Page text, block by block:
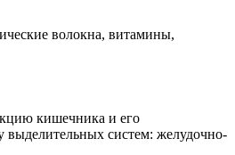
волокна, витамины,
кишечника и его
выделительных систем: желудочно-